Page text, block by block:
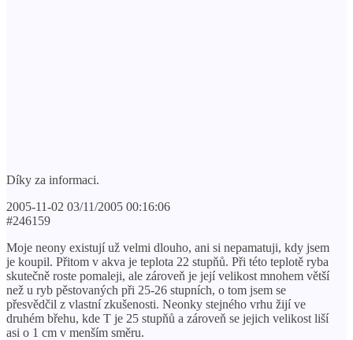
Díky za informaci.
2005-11-02 03/11/2005 00:16:06
#246159
Moje neony existují už velmi dlouho, ani si nepamatuji, kdy jsem
je koupil. Přitom v akva je teplota 22 stupňů. Při této teplotě ryba
skutečně roste pomaleji, ale zároveň je její velikost mnohem větší
než u ryb pěstovaných při 25-26 stupních, o tom jsem se
přesvědčil z vlastní zkušenosti. Neonky stejného vrhu žijí ve
druhém břehu, kde T je 25 stupňů a zároveň se jejich velikost liší
asi o 1 cm v menším směru.